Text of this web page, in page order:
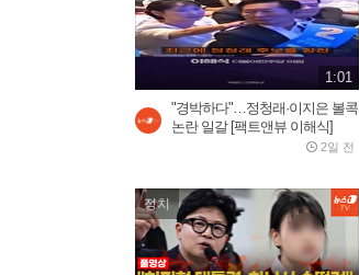
1:01
"경박하다"…정청래·이지은 볼콕
논란 일갈 [팩트앤뷰 이해식]
2일 전
정치